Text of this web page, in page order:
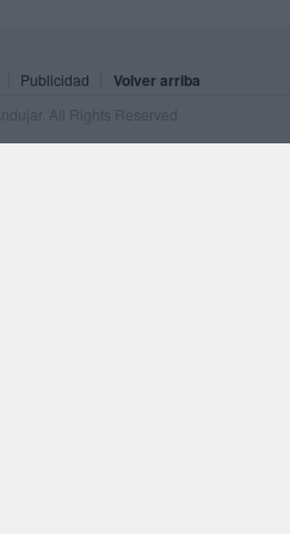
Publicidad Volver arriba